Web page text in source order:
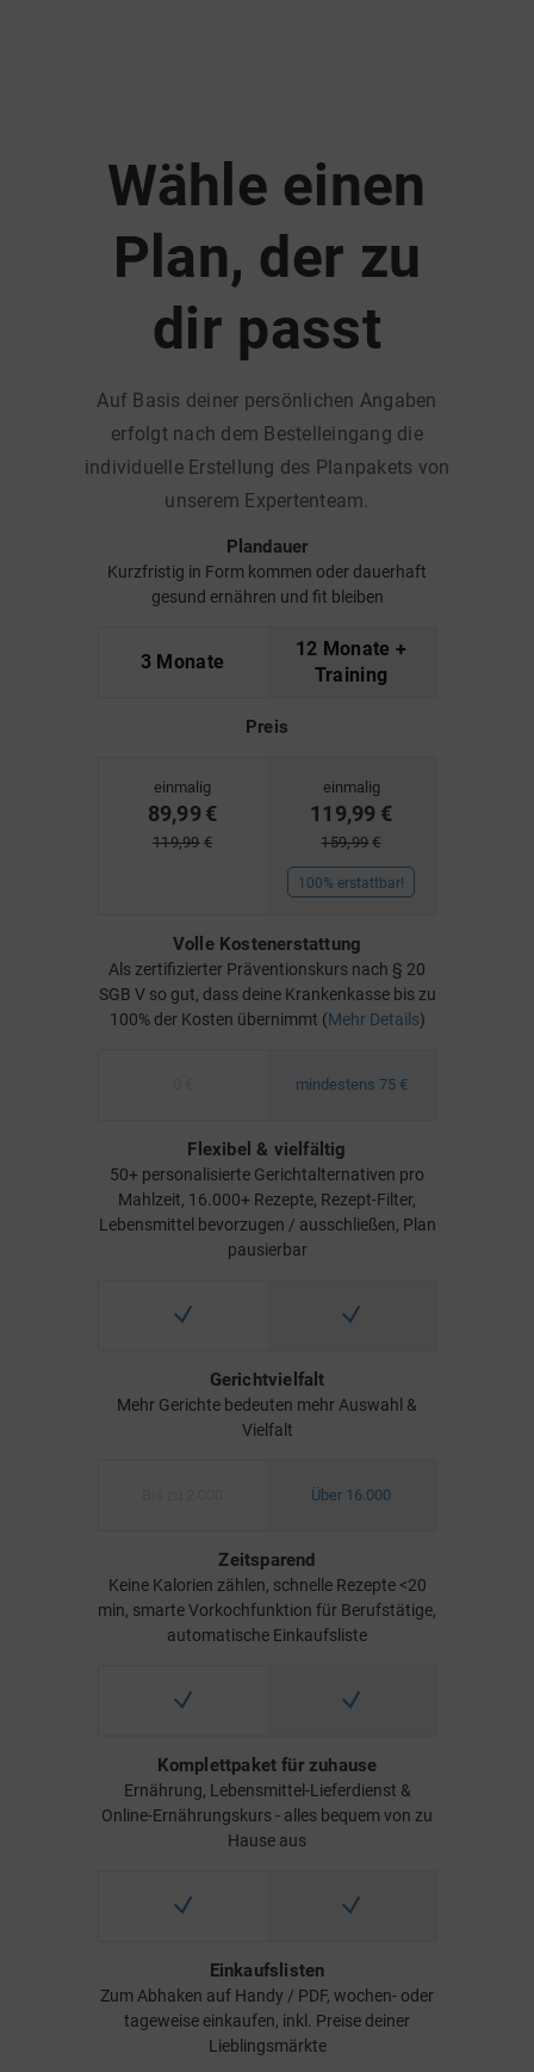
Wähle einen
Plan, der zu
dir passt
Auf Basis deiner persönlichen Angaben
erfolgt nach dem Bestelleingang die
individuelle Erstellung des Planpakets von
unserem Expertenteam.
Plandauer
Kurzfristig in Form kommen oder dauerhaft
gesund ernähren und fit bleiben
3 Monate
12 Monate +
Training
Preis
einmalig
89,99 €
119,99 €
einmalig
119,99 €
159,99 €
100% erstattbar!
Volle Kostenerstattung
Als zertifizierter Präventionskurs nach § 20
SGB V so gut, dass deine Krankenkasse bis zu
100% der Kosten übernimmt (Mehr Details)
mindestens 75 €
Flexibel & vielfältig
50+ personalisierte Gerichtalternativen pro
Mahlzeit, 16.000+ Rezepte, Rezept-Filter,
Lebensmittel bevorzugen / ausschließen, Plan
pausierbar
Gerichtvielfalt
Mehr Gerichte bedeuten mehr Auswahl &
Vielfalt
Über 16.000
Zeitsparend
Keine Kalorien zählen, schnelle Rezepte <20
min, smarte Vorkochfunktion für Berufstätige,
automatische Einkaufsliste
Komplettpaket für zuhause
Ernährung, Lebensmittel-Lieferdienst &
Online-Ernährungskurs - alles bequem von zu
Hause aus
Einkaufslisten
Zum Abhaken auf Handy / PDF, wochen- oder
tageweise einkaufen, inkl. Preise deiner
Lieblingsmärkte